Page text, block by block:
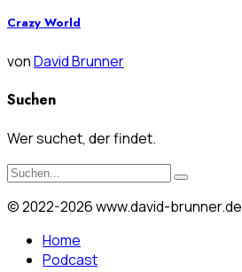
Crazy World
vonDavid Brunner
Suchen
Wer suchet, der findet.
© 2022-2026 www.david-brunner.de
Home
Podcast